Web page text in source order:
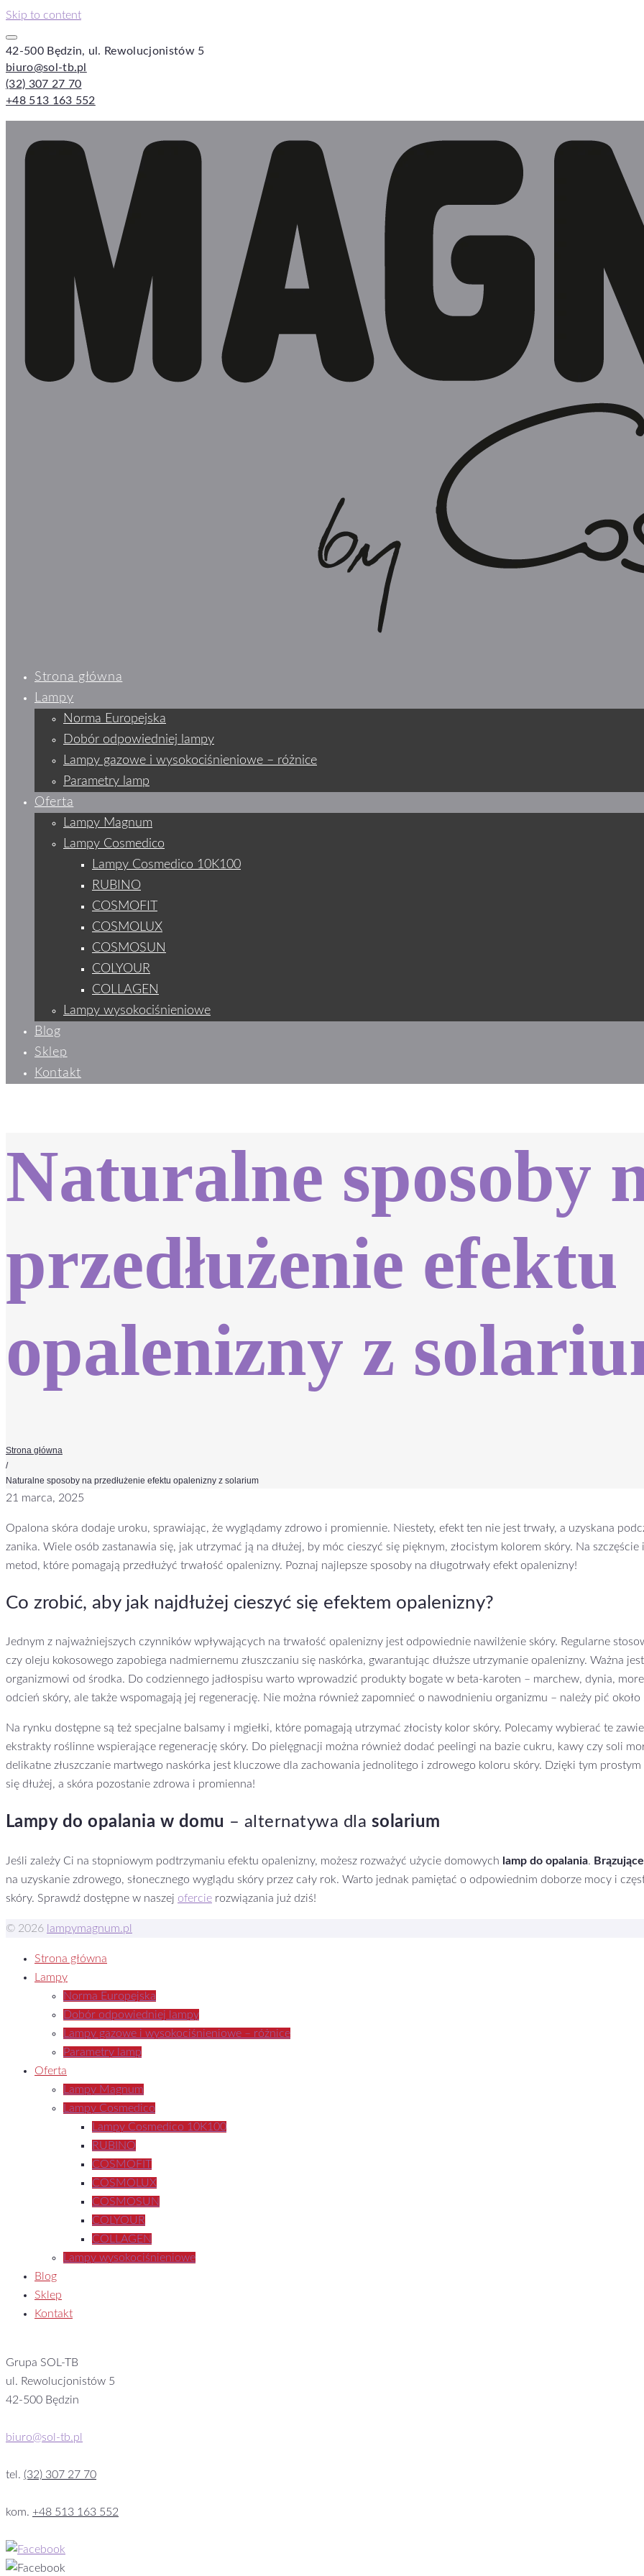
Skip to content
42-500 Będzin, ul. Rewolucjonistów 5
biuro@sol-tb.pl
(32) 307 27 70
+48 513 163 552
Strona główna
Lampy
Norma Europejska
Dobór odpowiedniej lampy
Lampy gazowe i wysokociśnieniowe – różnice
Parametry lamp
Oferta
Lampy Magnum
Lampy Cosmedico
Lampy Cosmedico 10K100
RUBINO
COSMOFIT
COSMOLUX
COSMOSUN
COLYOUR
COLLAGEN
Lampy wysokociśnieniowe
Blog
Sklep
Kontakt
Naturalne sposoby
przedłużenie efektu
opalenizny z
Strona główna
/
Naturalne sposoby na przedłużenie efektu opalenizny z solarium
21 marca, 2025
Opalona skóra dodaje uroku, sprawiając, że wyglądamy zdrowo i promiennie. Niestety, efekt ten nie jest trwały, a uzyskana
zanika. Wiele osób zastanawia się, jak utrzymać ją na dłużej, by móc cieszyć się pięknym, złocistym kolorem skóry. Na
metod, które pomagają przedłużyć trwałość opalenizny. Poznaj najlepsze sposoby na długotrwały efekt opalenizny!
Co zrobić, aby jak najdłużej cieszyć się efektem opalenizny?
Jednym z najważniejszych czynników wpływających na trwałość opalenizny jest odpowiednie nawilżenie skóry. Regularne
czy oleju kokosowego zapobiega nadmiernemu złuszczaniu się naskórka, gwarantując dłuższe utrzymanie opalenizny. Ważna
organizmowi od środka. Do codziennego jadłospisu warto wprowadzić produkty bogate w beta-karoten – marchew, dynia,
odcień skóry, ale także wspomagają jej regenerację. Nie można również zapomnieć o nawodnieniu organizmu – należy pić
Na rynku dostępne są też specjalne balsamy i mgiełki, które pomagają utrzymać złocisty kolor skóry. Polecamy wybierać te
ekstrakty roślinne wspierające regenerację skóry. Do pielęgnacji można również dodać peelingi na bazie cukru, kawy czy soli
delikatne złuszczanie martwego naskórka jest kluczowe dla zachowania jednolitego i zdrowego koloru skóry. Dzięki tym
się dłużej, a skóra pozostanie zdrowa i promienna!
Lampy do opalania w domu – alternatywa dla solarium
Jeśli zależy Ci na stopniowym podtrzymaniu efektu opalenizny, możesz rozważyć użycie domowych lamp do opalania.
na uzyskanie zdrowego, słonecznego wyglądu skóry przez cały rok. Warto jednak pamiętać o odpowiednim doborze mocy i
skóry. Sprawdź dostępne w naszej ofercie rozwiązania już dziś!
© 2026 lampymagnum.pl
Strona główna
Lampy
Norma Europejska
Dobór odpowiedniej lampy
Lampy gazowe i wysokociśnieniowe – różnice
Parametry lamp
Oferta
Lampy Magnum
Lampy Cosmedico
Lampy Cosmedico 10K100
RUBINO
COSMOFIT
COSMOLUX
COSMOSUN
COLYOUR
COLLAGEN
Lampy wysokociśnieniowe
Blog
Sklep
Kontakt
Grupa SOL-TB
ul. Rewolucjonistów 5
42-500 Będzin
biuro@sol-tb.pl
tel. (32) 307 27 70
kom. +48 513 163 552